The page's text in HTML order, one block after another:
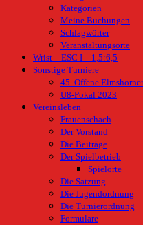
Kategorien
Meine Buchungen
Schlagwörter
Veranstaltungsorte
Wrist – ESC I = 1,5:6,5
Sonstige Turniere
45. Offene
U8-Pokal 2023
Vereinsleben
Frauenschach
Der Vorstand
Die Beiträge
Der Spielbetrieb
Spielorte
Die Satzung
Die Jugendordnung
Die Turnierordnung
Formulare